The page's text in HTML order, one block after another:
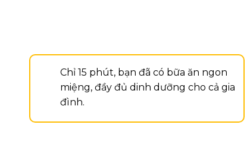
Chỉ 15 phút, bạn đã có bữa ăn ngon
miệng, đầy đủ dinh dưỡng cho cả gia
đình.